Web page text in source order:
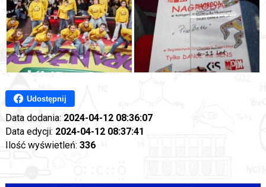
Udostępnij
Data dodania: 2024-04-12 08:36:07
Data edycji: 2024-04-12 08:37:41
Ilość wyświetleń: 336